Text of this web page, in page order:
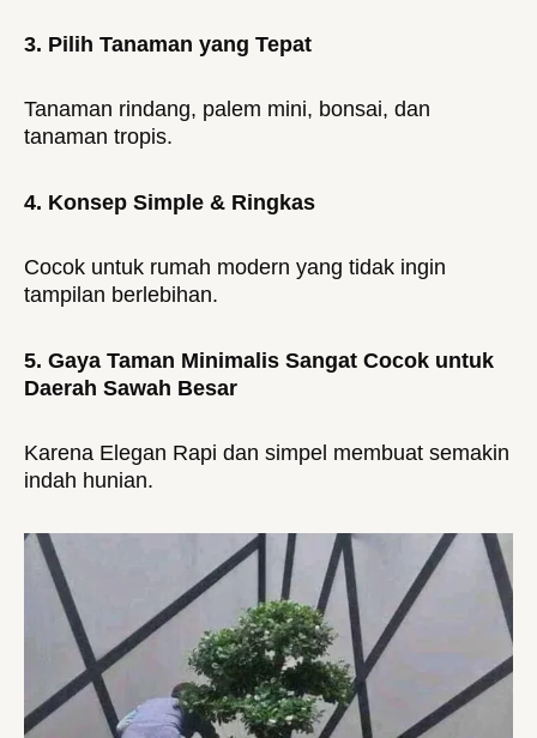
3. Pilih Tanaman yang Tepat
Tanaman rindang, palem mini, bonsai, dan
tanaman tropis.
4. Konsep Simple & Ringkas
Cocok untuk rumah modern yang tidak ingin
tampilan berlebihan.
5. Gaya Taman Minimalis Sangat Cocok untuk
Daerah Sawah Besar
Karena Elegan Rapi dan simpel membuat semakin
indah hunian.